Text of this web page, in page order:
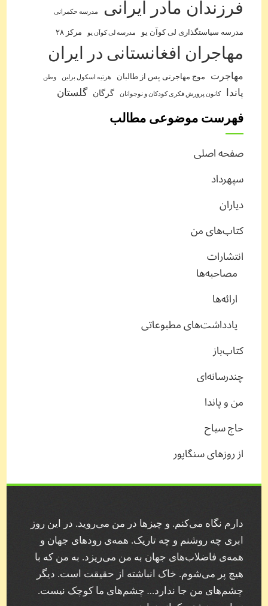
فرزندان مادر ایرانی مدرسه حکمرانی
مدرسه سیاستگذاری لی کوآن یو مدرسه لی کوآن یو مرکز ۲۸
مهاجران افغانستانی در ایران
مهاجرت موج مهاجرتی پس از طالبان هرتیه اسکول برلین وطن
پاندا کانون پرورش فکری کودکان و نوجوانان گرگان گلستان
فهرست موضوعی مطالب
صفحه اصلی
سپهرداد
دیاران
کتاب‌های من
انتشارات
مصاحبه‌ها
ارائه‌ها
یادداشت‌های مطبوعاتی
کتاب‌باز
چندرسانه‌ای
من و پاندا
حاج سیاح
از روزهای سنگاپور
دارم نگاه می‌کنم. و چیز‌ها در من می‌روید. در این روز
ابری چه روشنم و چه تاریک. همه‌ی رودهای جهان و
همه‌ی فاضلاب‌های جهان به من می‌ریزد. به من که با
هیچ پر می‌شوم. خاک انباشته از حقیقت است. دیگر
چشم‌های من جا ندارد… چشم‌های ما کوچک نیست.